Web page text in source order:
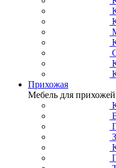
Прихожая
Мебель для прихожей